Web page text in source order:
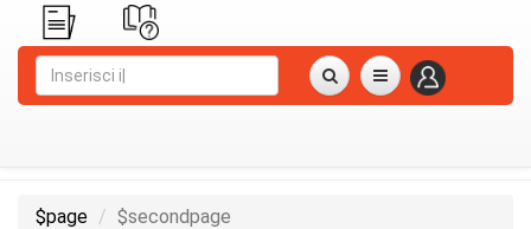
$page $secondpage